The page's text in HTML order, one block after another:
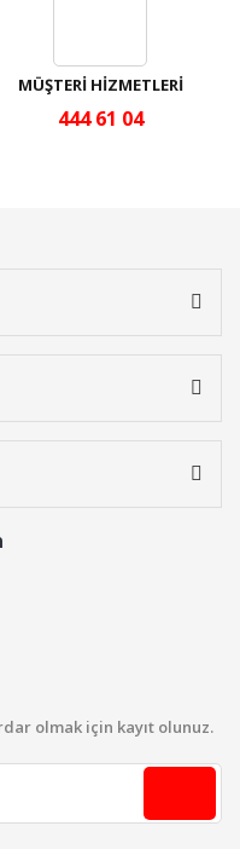
MÜŞTERİ HİZMETLERİ
444 61 04
olmak için kayıt olunuz.